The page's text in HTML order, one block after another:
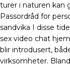
turer i naturen kan
Passordråd for
sandvika I disse
sex video chat
blir introdusert,
virksomheter.